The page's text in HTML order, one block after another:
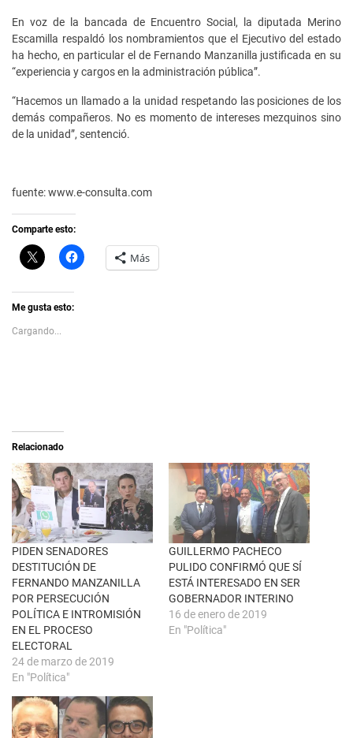
En voz de la bancada de Encuentro Social, la diputada Merino
Escamilla respaldó los nombramientos que el Ejecutivo del estado
ha hecho, en particular el de Fernando Manzanilla justificada en su
“experiencia y cargos en la administración pública”.
“Hacemos un llamado a la unidad respetando las posiciones de los
demás compañeros. No es momento de intereses mezquinos sino
de la unidad”, sentenció.
fuente: www.e-consulta.com
Comparte esto:
C
l
k
t
s
h
e
b
r
e
e
n
u
n
a
v
e
n
t
a
n
a
n
u
e
v
a
)
H
a
e
n
F
a
c
e
b
o
o
k
(
S
e
a
b
r
e
e
u
n
e
n
t
a
Más
Me gusta esto:
Cargando...
Relacionado
PIDEN SENADORES
DESTITUCIÓN DE
FERNANDO MANZANILLA
POR PERSECUCIÓN
POLÍTICA E INTROMISIÓN
EN EL PROCESO
ELECTORAL
24 de marzo de 2019
En "Política"
GUILLERMO PACHECO
PULIDO CONFIRMÓ QUE SÍ
ESTÁ INTERESADO EN SER
GOBERNADOR INTERINO
16 de enero de 2019
En "Política"